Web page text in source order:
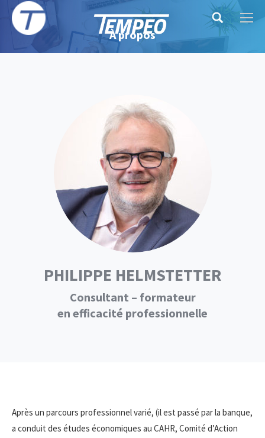
Search:
À propos
PHILIPPE HELMSTETTER
Consultant – formateur
en efficacité professionnelle
Après un parcours professionnel varié, (il est passé par la banque,
a conduit des études économiques au CAHR, Comité d’Action